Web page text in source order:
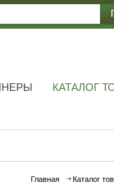
КАТАЛОГ
Главная Каталог